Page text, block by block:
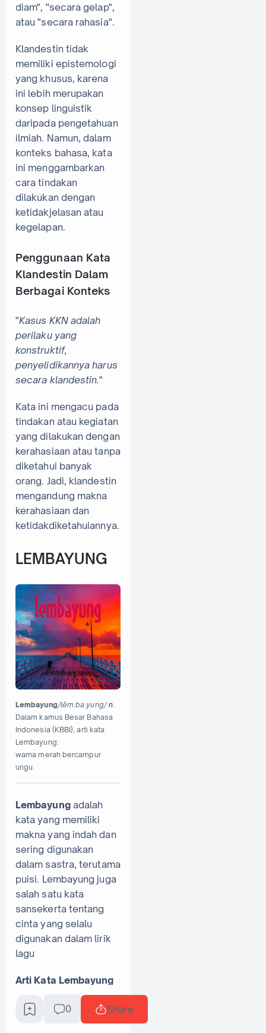
diam", "secara gelap",
atau "secara rahasia".
Klandestin tidak
memiliki epistemologi
yang khusus, karena
ini lebih merupakan
konsep linguistik
daripada pengetahuan
ilmiah. Namun, dalam
konteks bahasa, kata
ini menggambarkan
cara tindakan
dilakukan dengan
ketidakjelasan atau
kegelapan.
Penggunaan Kata
Klandestin Dalam
Berbagai Konteks
"Kasus KKN adalah
perilaku yang
konstruktif,
penyelidikannya harus
secara klandestin."
Kata ini mengacu pada
tindakan atau kegiatan
yang dilakukan dengan
kerahasiaan atau tanpa
diketahui banyak
orang. Jadi, klandestin
mengandung makna
kerahasiaan dan
ketidakdiketahuiannya.
LEMBAYUNG
Lembayung/lêm.ba.yung/n.
Dalam kamus Besar Bahasa
Indonesia (KBBI), arti kata
Lembayung:
warna merah bercampur
ungu.
Lembayungadalah
kata yang memiliki
makna yang indah dan
sering digunakan
dalam sastra, terutama
puisi. Lembayung juga
salah satu kata
sansekerta tentang
cinta yang selalu
digunakan dalam lirik
lagu
Arti Kata Lembayung
adalah
cahaya warna yang
muncul di antara langit
0 Share